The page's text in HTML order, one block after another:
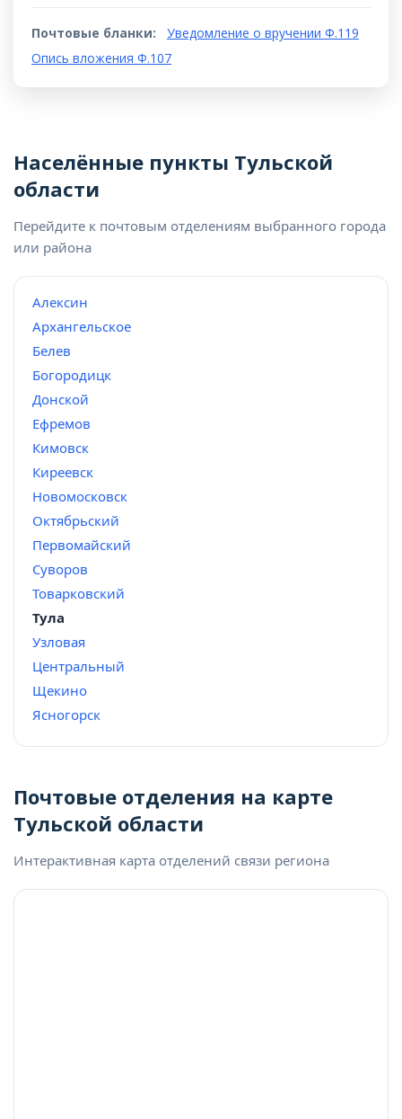
Почтовые бланки:
Уведомление о вручении Ф.119
Опись вложения Ф.107
Населённые пункты Тульской
области
Перейдите к почтовым отделениям выбранного города
или района
Алексин
Архангельское
Белев
Богородицк
Донской
Ефремов
Кимовск
Киреевск
Новомосковск
Октябрьский
Первомайский
Суворов
Товарковский
Тула
Узловая
Центральный
Щекино
Ясногорск
Почтовые отделения на карте
Тульской области
Интерактивная карта отделений связи региона